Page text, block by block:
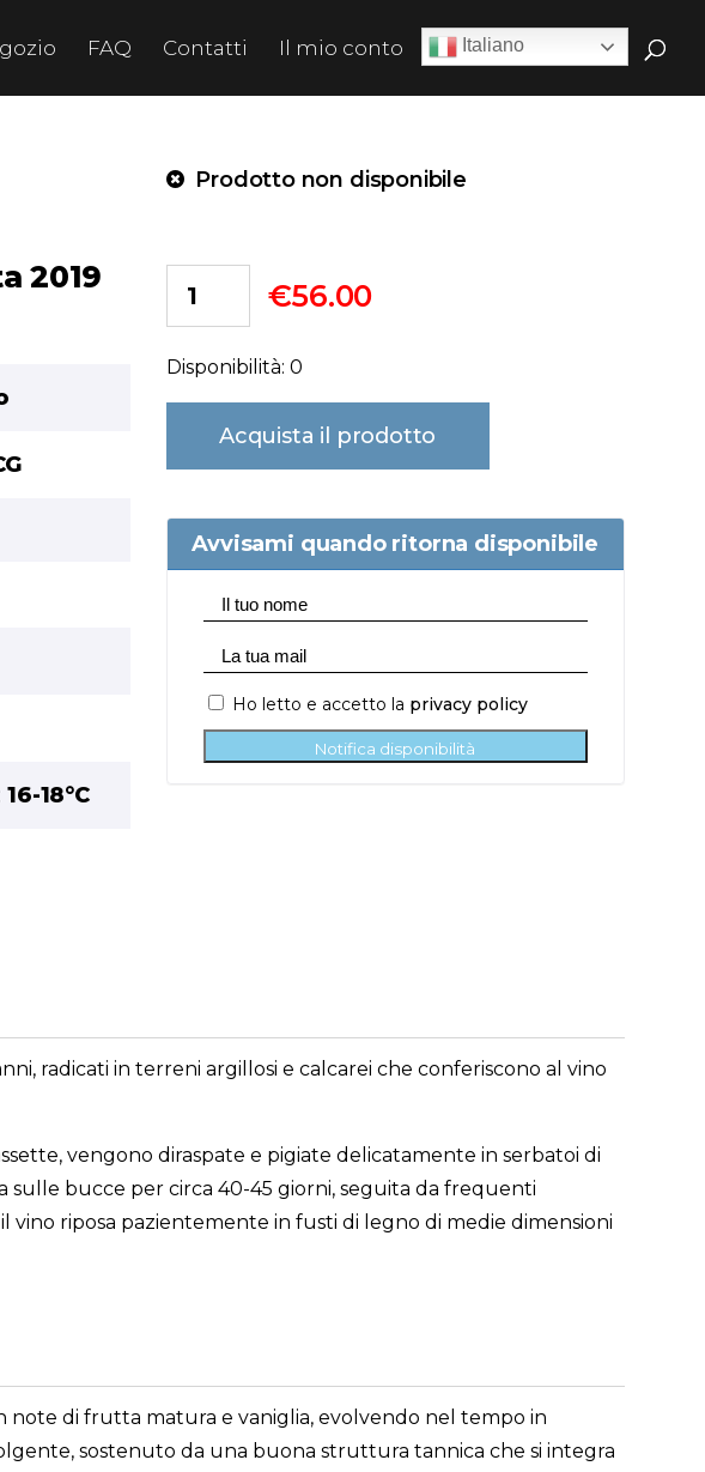
FAQ Contatti Il mio conto
2019
16-18°C
Prodotto non disponibile
€56.00
Disponibilità: 0
Acquista il prodotto
Avvisami quando ritorna disponibile
Ho letto e accetto la privacy policy
Notifica disponibilità
radicati in terreni argillosi e calcarei che conferiscono al vino
vengono diraspate e pigiate delicatamente in serbatoi di
sulle bucce per circa 40-45 giorni, seguita da frequenti
riposa pazientemente in fusti di legno di medie dimensioni
note di frutta matura e vaniglia, evolvendo nel tempo in
sostenuto da una buona struttura tannica che si integra
Italiano